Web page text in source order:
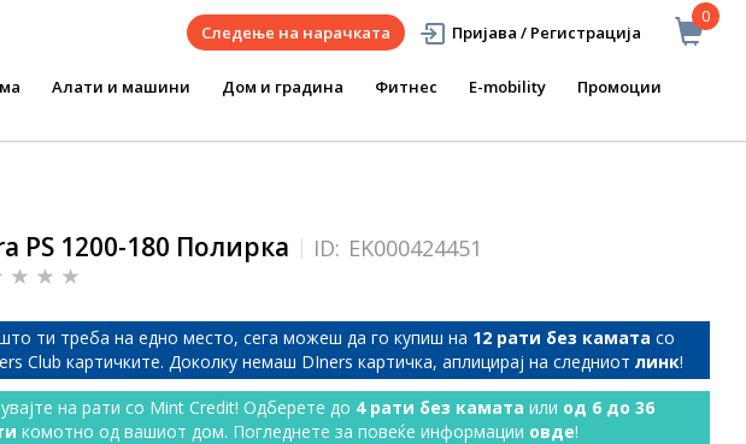
0
Следење на нарачката Пријава / Регистрација
Алати и машини Дом и градина Фитнес E-mobility Промоции
PS 1200-180 Полирка ID: EK000424451
ти треба на едно место, сега можеш да го купиш на 12 рати без камата со
Club картичките. Доколку немаш DIners картичка, аплицирај на следниот линк!
на рати со Mint Credit! Одберете до 4 рати без камата или од 6 до 36
комотно од вашиот дом. Погледнете за повеќе информации овде!